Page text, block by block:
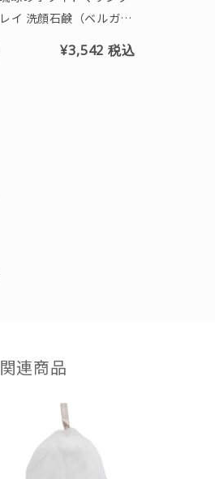
レイ 洗顔石鹸（ベルガモ
¥3,542税込
関連商品